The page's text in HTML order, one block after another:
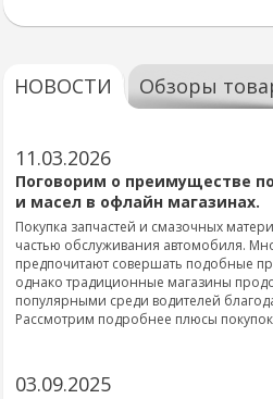
НОВОСТИ Обзоры
11.03.2026
Поговорим о преимуществе
и масел в офлайн магазинах.
Покупка запчастей и смазочных
частью обслуживания автомобиля.
предпочитают совершать подобные
однако традиционные магазины
популярными среди водителей
Рассмотрим подробнее плюсы
03.09.2025